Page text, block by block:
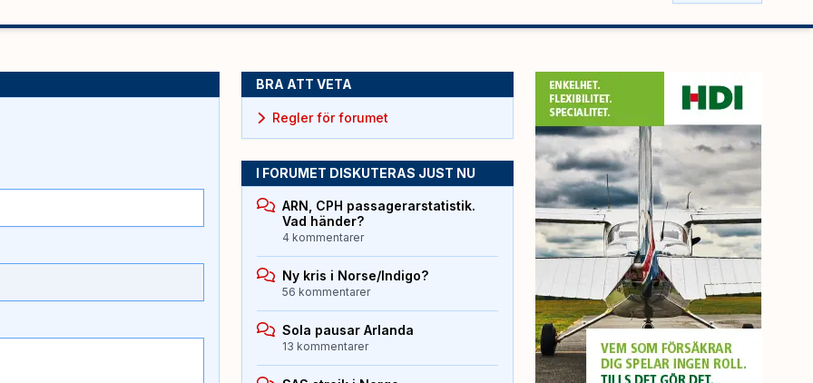
BRA ATT VETA
Regler för forumet
I FORUMET DISKUTERAS JUST NU
ARN, CPH passagerarstatistik.
Vad händer?
4 kommentarer
Ny kris i Norse/Indigo?
56 kommentarer
Sola pausar Arlanda
13 kommentarer